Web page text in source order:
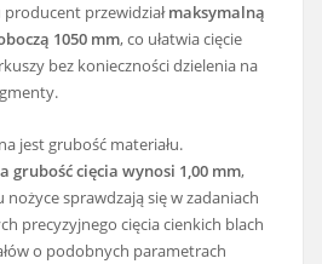
przewidziałmaksymalną
1050 mm, co ułatwia cięcie
bez konieczności dzielenia na
jest grubość materiału.
grubość cięcia wynosi 1,00 mm,
nożyce sprawdzają się w zadaniach
precyzyjnego cięcia cienkich blach
o podobnych parametrach